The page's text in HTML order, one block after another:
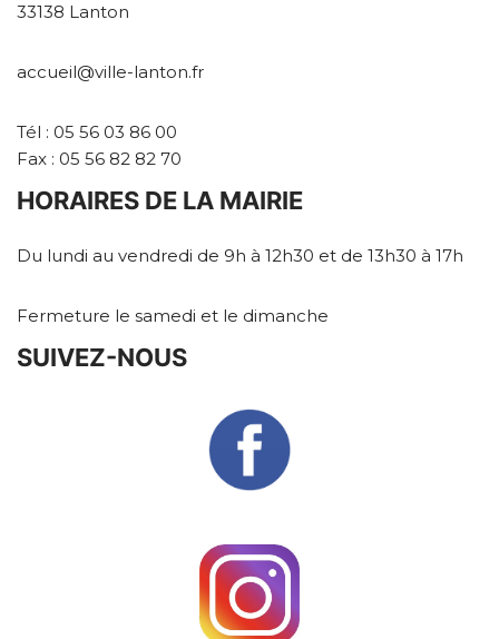
33138 Lanton
accueil@ville-lanton.fr
Tél : 05 56 03 86 00
Fax : 05 56 82 82 70
HORAIRES DE LA MAIRIE
Du lundi au vendredi de 9h à 12h30 et de 13h30 à 17h
Fermeture le samedi et le dimanche
SUIVEZ-NOUS